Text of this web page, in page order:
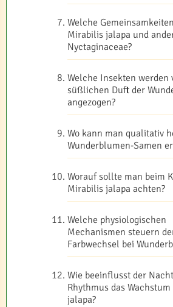
Welche
Mirabilis jalapa und
Nyctaginaceae?
Welche Insekten werden
süßlichen Duft der
angezogen?
Wo kann man qualitativ
Wunderblumen-Samen
Worauf sollte man beim
Mirabilis jalapa achten?
Welche physiologischen
Mechanismen steuern
Farbwechsel bei
Wie beeinflusst der
Rhythmus das
jalapa?